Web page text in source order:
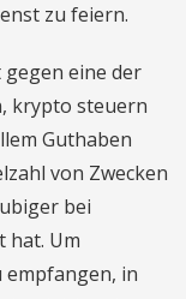
zu feiern.
eine der
krypto steuern
Guthaben
von Zwecken
bei
hat. Um
in